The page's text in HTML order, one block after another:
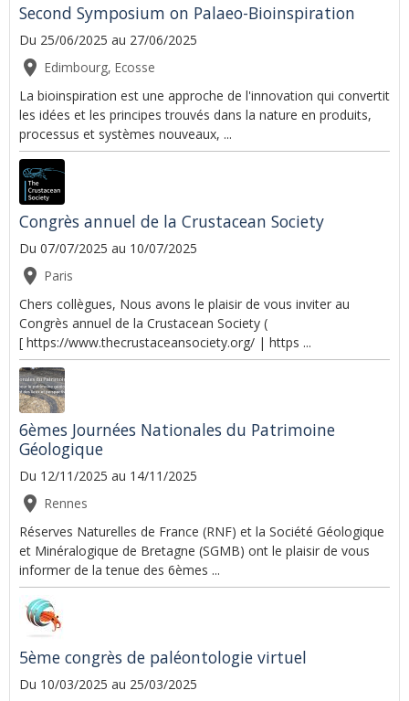
Second Symposium on Palaeo-Bioinspiration
Du 25/06/2025 au 27/06/2025
Edimbourg, Ecosse
La bioinspiration est une approche de l'innovation qui convertit
les idées et les principes trouvés dans la nature en produits,
processus et systèmes nouveaux, ...
Congrès annuel de la Crustacean Society
Du 07/07/2025 au 10/07/2025
Paris
Chers collègues, Nous avons le plaisir de vous inviter au
Congrès annuel de la Crustacean Society (
[ https://www.thecrustaceansociety.org/ | https ...
6èmes Journées Nationales du Patrimoine
Géologique
Du 12/11/2025 au 14/11/2025
Rennes
Réserves Naturelles de France (RNF) et la Société Géologique
et Minéralogique de Bretagne (SGMB) ont le plaisir de vous
informer de la tenue des 6èmes ...
5ème congrès de paléontologie virtuel
Du 10/03/2025 au 25/03/2025